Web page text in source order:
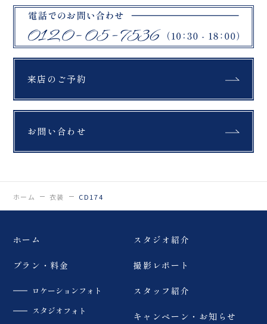
来店のご予約
お問い合わせ
ホーム 衣装 CD174
ホーム
プラン・料金
ロケーションフォト
スタジオフォト
スタジオ紹介
撮影レポート
スタッフ紹介
キャンペーン・お知らせ